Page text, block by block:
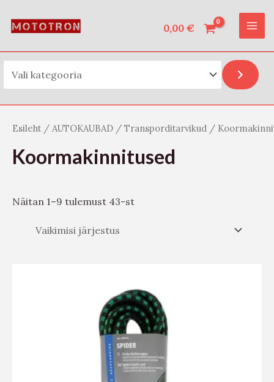
0,00 €
t
s
Esileht / AUTOKAUBAD / Transporditarvikud /
Koormakinnitused
Näitan 1–9 tulemust 43-st